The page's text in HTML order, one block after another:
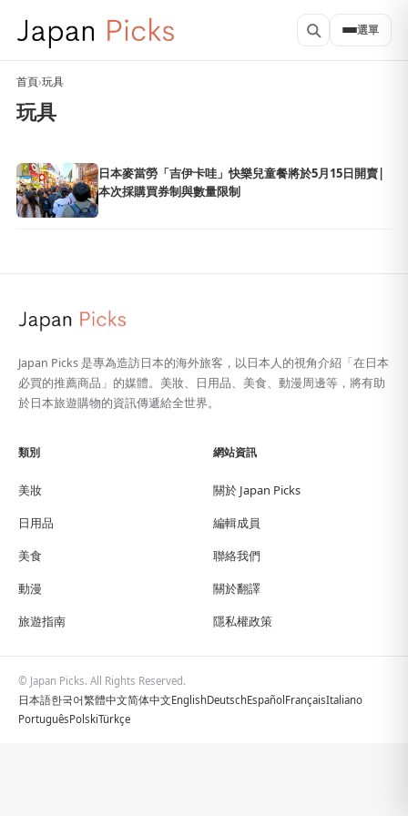
選單
首頁›玩具
玩具
日本麥當勞「吉伊卡哇」快樂兒童餐將於5月15日開賣|
本次採購買券制與數量限制
Japan Picks 是專為造訪日本的海外旅客，以日本人的視角介紹「在日本
必買的推薦商品」的媒體。美妝、日用品、美食、動漫周邊等，將有助
於日本旅遊購物的資訊傳遞給全世界。
類別
美妝
日用品
美食
動漫
旅遊指南
網站資訊
關於 Japan Picks
編輯成員
聯絡我們
關於翻譯
隱私權政策
© Japan Picks. All Rights Reserved.
日本語한국어繁體中文简体中文EnglishDeutschEspañol FrançaisItaliano
PortuguêsPolskiTürkçe